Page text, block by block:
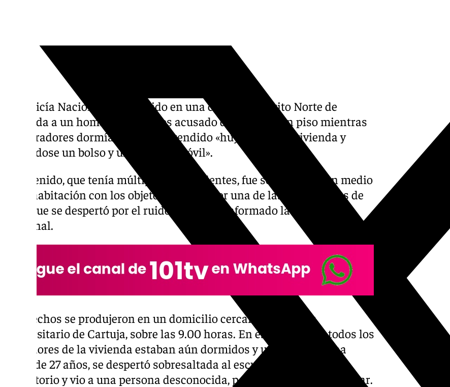
La Policía Nacional ha detenido en una calle del distrito Norte de
Granada a un hombre de 38 años acusado de robar en un piso mientras
su moradores dormían y ser sorprendido «huyendo de la vivienda y
llevándose un bolso y un teléfono móvil».
El detenido, que tenía múltiples antecedentes, fue sorprendido en medio
de la habitación con los objetos robados por una de las compañeras de
piso, que se despertó por el ruido, según ha informado la Policía
Nacional.
Los hechos se produjeron en un domicilio cercano al campus
universitario de Cartuja, sobre las 9.00 horas. En ese momento, todos los
moradores de la vivienda estaban aún dormidos y uno de ellos, una
chica de 27 años, se despertó sobresaltada al escuchar ruidos en su
dormitorio y vio a una persona desconocida, por lo que comenzó a gritar.